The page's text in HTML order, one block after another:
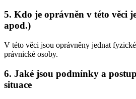
5. Kdo je oprávněn v této věci
apod.)
V této věci jsou oprávněny jednat
právnické osoby.
6. Jaké jsou podmínky a
situace